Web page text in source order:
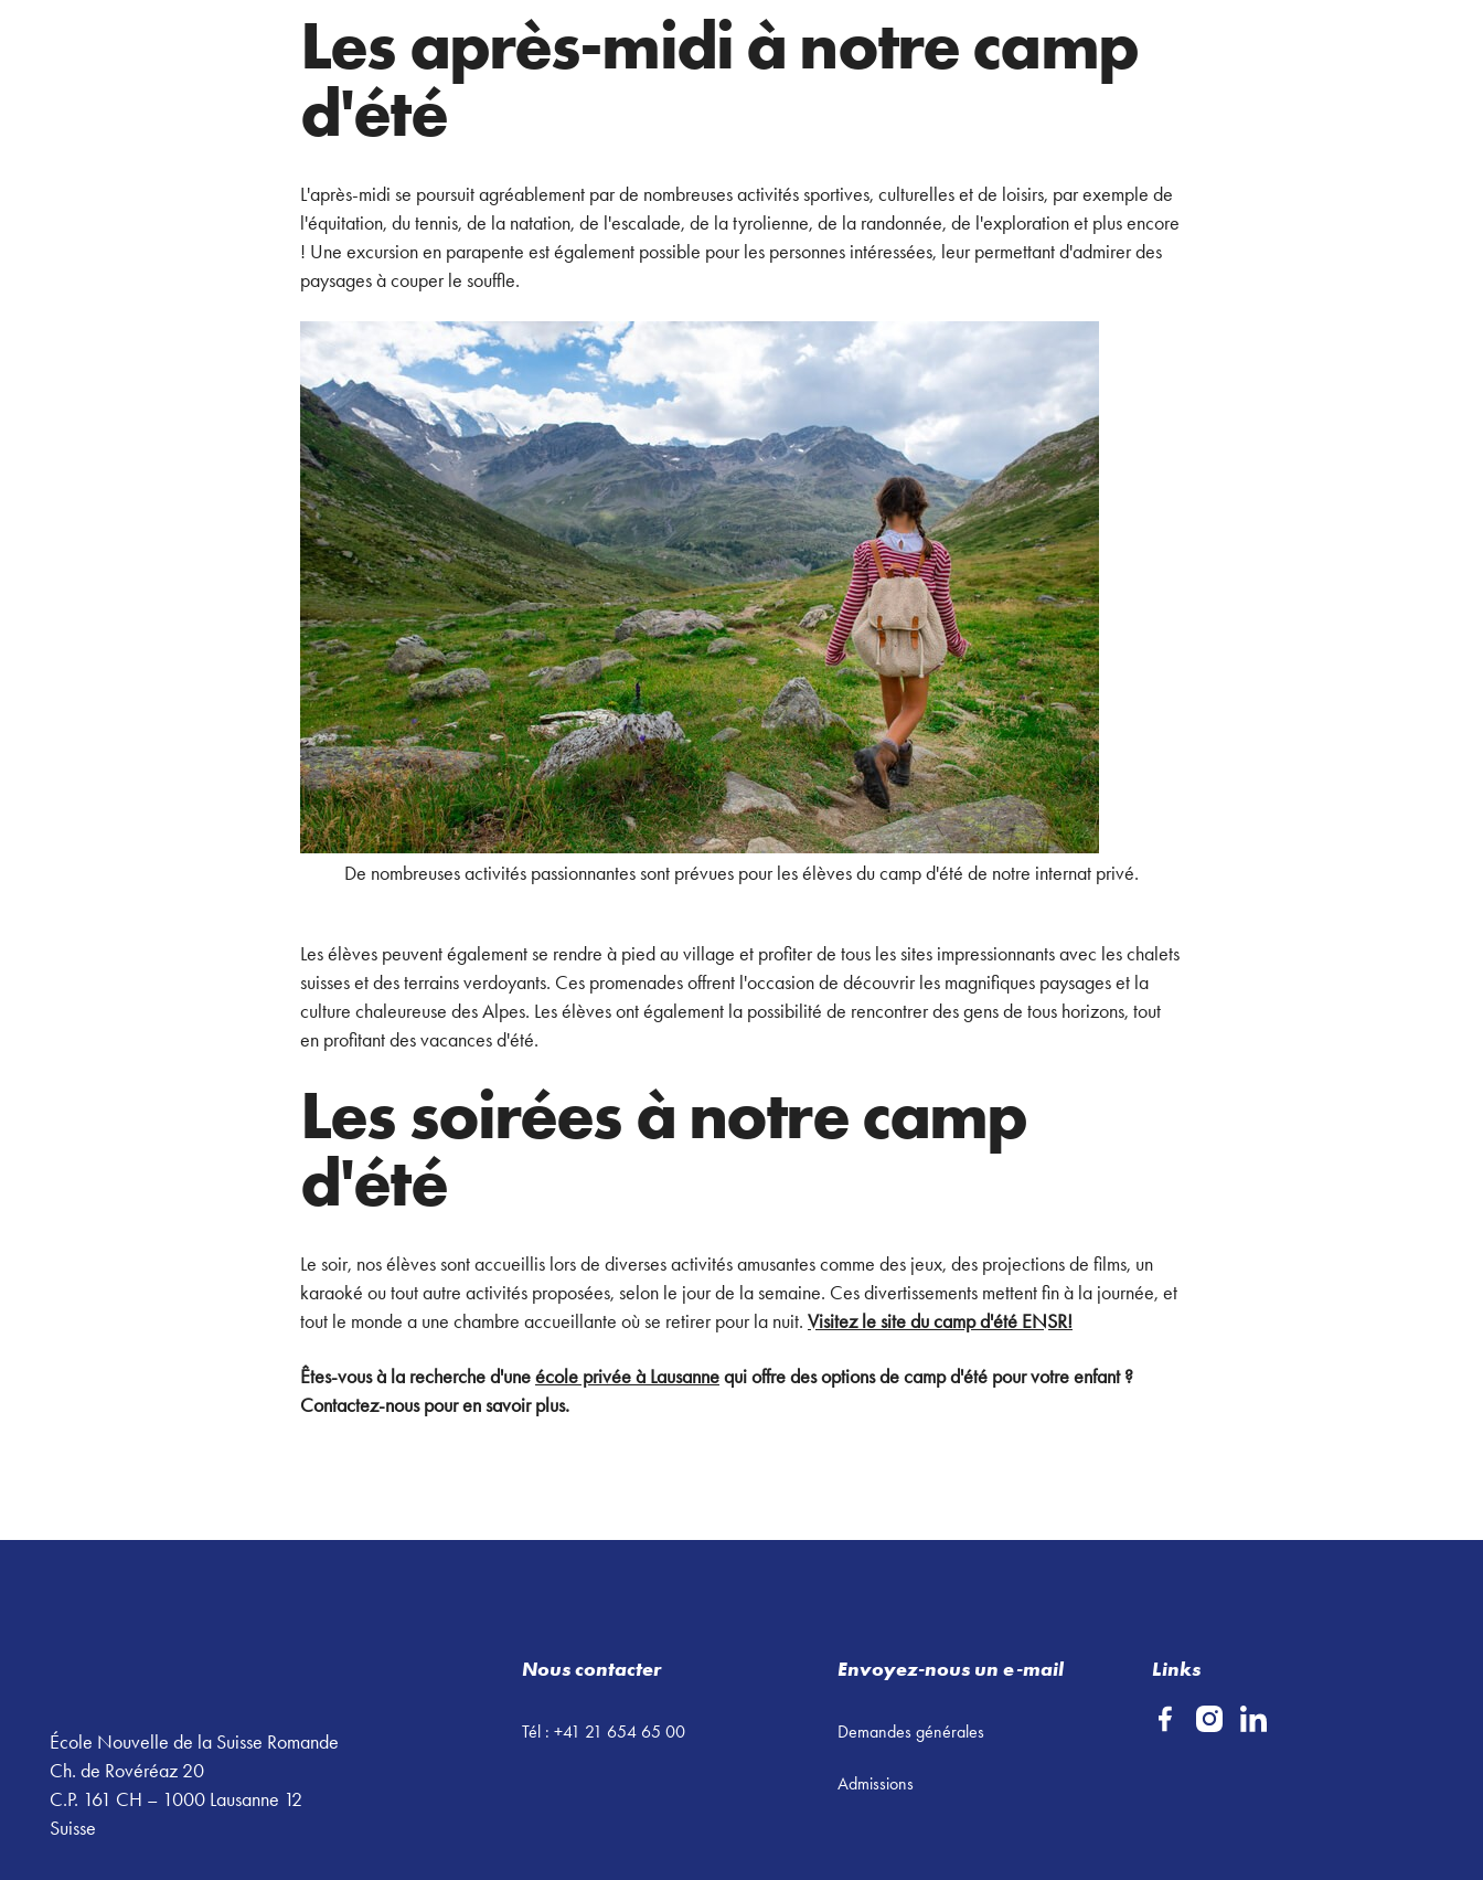
Les après-midi à notre camp
d'été
L'après-midi se poursuit agréablement par de nombreuses activités sportives, culturelles et de loisirs, par exemple de
l'équitation, du tennis, de la natation, de l'escalade, de la tyrolienne, de la randonnée, de l'exploration et plus encore
! Une excursion en parapente est également possible pour les personnes intéressées, leur permettant d'admirer des
paysages à couper le souffle.
De nombreuses activités passionnantes sont prévues pour les élèves du camp d'été de notre internat privé.
Les élèves peuvent également se rendre à pied au village et profiter de tous les sites impressionnants avec les chalets
suisses et des terrains verdoyants. Ces promenades offrent l'occasion de découvrir les magnifiques paysages et la
culture chaleureuse des Alpes. Les élèves ont également la possibilité de rencontrer des gens de tous horizons, tout
en profitant des vacances d'été.
Les soirées à notre camp
d'été
Le soir, nos élèves sont accueillis lors de diverses activités amusantes comme des jeux, des projections de films, un
karaoké ou tout autre activités proposées, selon le jour de la semaine. Ces divertissements mettent fin à la journée, et
tout le monde a une chambre accueillante où se retirer pour la nuit. Visitez le site du camp d'été ENSR!
Êtes-vous à la recherche d'uneécole privée à Lausannequi offre des options de camp d'été pour votre enfant ?
Contactez-nous pour en savoir plus.
École Nouvelle de la Suisse Romande
Ch. de Rovéréaz 20
C.P. 161 CH – 1000 Lausanne 12
Suisse
Nous contacter
Tél : +41 21 654 65 00
Envoyez-nous un e-mail
Demandes générales
Admissions
Links